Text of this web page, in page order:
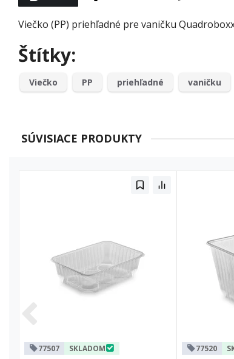
Viečko (PP) priehľadné pre vaničku
Štítky:
Viečko PP priehľadné vaničku
SÚVISIACE PRODUKTY
77507 SKLADOM 77520